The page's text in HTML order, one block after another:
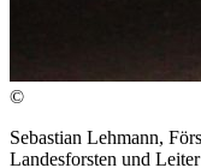
©
Sebastian Lehmann,
Landesforsten und